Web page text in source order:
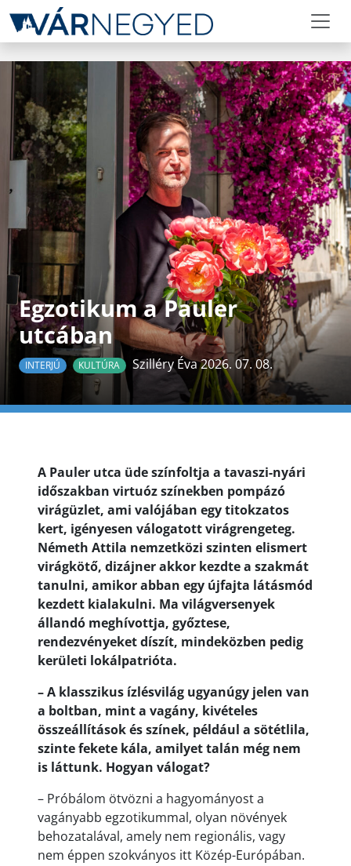
Egzotikum a Pauler
utcában
INTERJÚ KULTÚRA Szilléry Éva 2026. 07. 08.
A Pauler utca üde színfoltja a tavaszi-nyári
időszakban virtuóz színekben pompázó
virágüzlet, ami valójában egy titokzatos
kert, igényesen válogatott virágrengeteg.
Németh Attila nemzetközi szinten elismert
virágkötő, dizájner akkor kezdte a szakmát
tanulni, amikor abban egy újfajta látásmód
kezdett kialakulni. Ma világversenyek
állandó meghívottja, győztese,
rendezvényeket díszít, mindeközben pedig
kerületi lokálpatrióta.
– A klasszikus ízlésvilág ugyanúgy jelen van
a boltban, mint a vagány, kivételes
összeállítások és színek, például a sötétlila,
szinte fekete kála, amilyet talán még nem
is láttunk. Hogyan válogat?
– Próbálom ötvözni a hagyományost a
vagányabb egzotikummal, olyan növények
behozatalával, amely nem regionális, vagy
nem éppen szokványos itt Közép-Európában.